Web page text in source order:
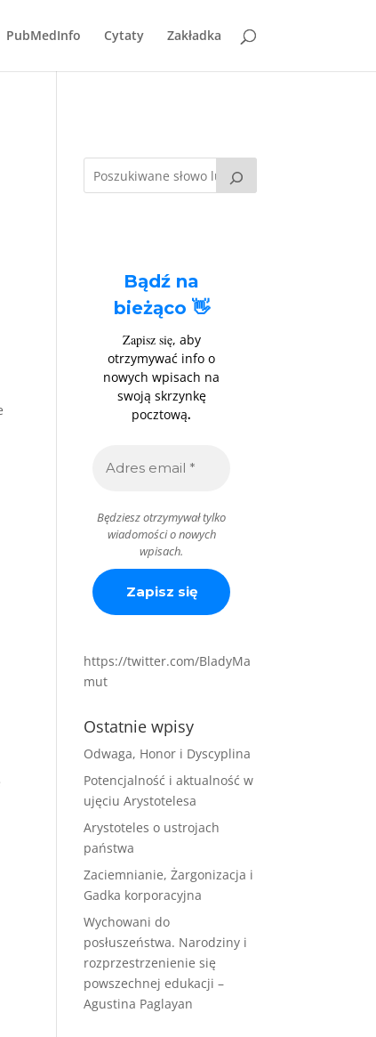
PubMedInfo Cytaty Zakładka
Bądź na
bieżąco 👋
Zapisz się, aby
otrzymywać info o
nowych wpisach na
swoją skrzynkę
pocztową.
Będziesz otrzymywał tylko
wiadomości o nowych
wpisach.
https://twitter.com/BladyMa
mut
Ostatnie wpisy
Odwaga, Honor i Dyscyplina
Potencjalność i aktualność w
ujęciu Arystotelesa
Arystoteles o ustrojach
państwa
Zaciemnianie, Żargonizacja i
Gadka korporacyjna
Wychowani do
posłuszeństwa. Narodziny i
rozprzestrzenienie się
powszechnej edukacji –
Agustina Paglayan